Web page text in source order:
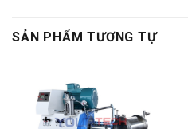
SẢN PHẨM TƯƠNG TỰ